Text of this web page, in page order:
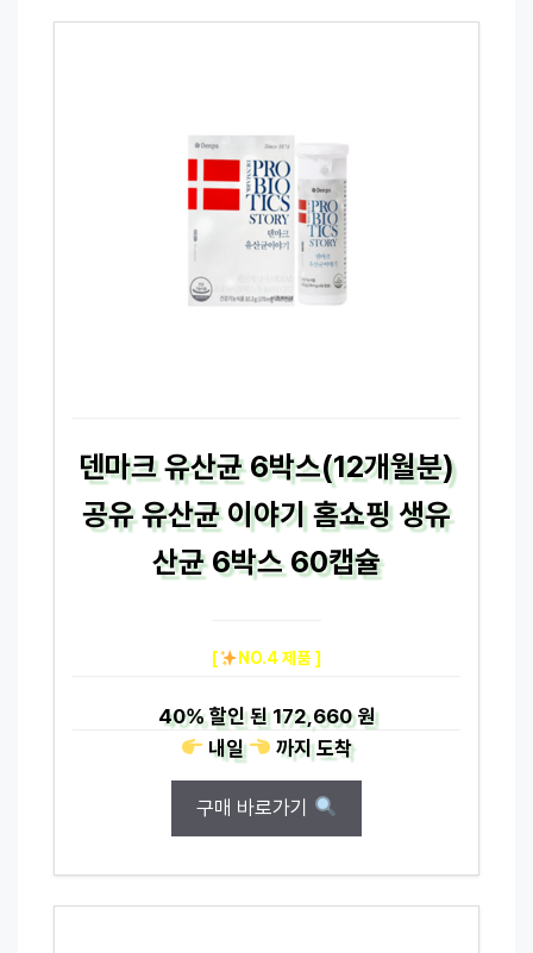
덴마크 유산균 6박스(12개월분)
공유 유산균 이야기 홈쇼핑 생유
산균 6박스 60캡슐
[ NO.4 제품 ]
40%할인 된172,660 원
내일
까지도착
구매 바로가기